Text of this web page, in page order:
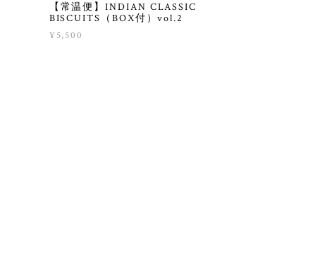
【常温便】INDIAN CLASSIC
BISCUITS（BOX付）vol.2
¥5,500